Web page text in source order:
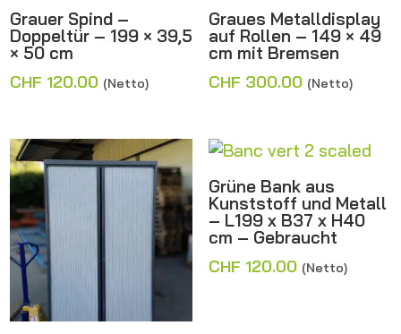
Grauer Spind –
Doppeltür – 199 × 39,5
× 50 cm
CHF 120.00 (Netto)
Graues Metalldisplay
auf Rollen – 149 × 49
cm mit Bremsen
CHF 300.00 (Netto)
Grüne Bank aus
Kunststoff und Metall
– L199 x B37 x H40
cm – Gebraucht
CHF 120.00 (Netto)